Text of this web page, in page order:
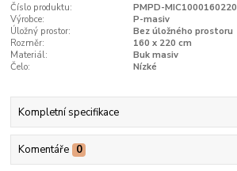
Číslo produktu:
PMPD-MIC1000160220
Výrobce:
P-masiv
Úložný prostor:
Bez úložného prostoru
Rozměr:
160 x 220 cm
Materiál:
Buk masiv
Čelo:
Nízké
Kompletní specifikace
Komentáře 0